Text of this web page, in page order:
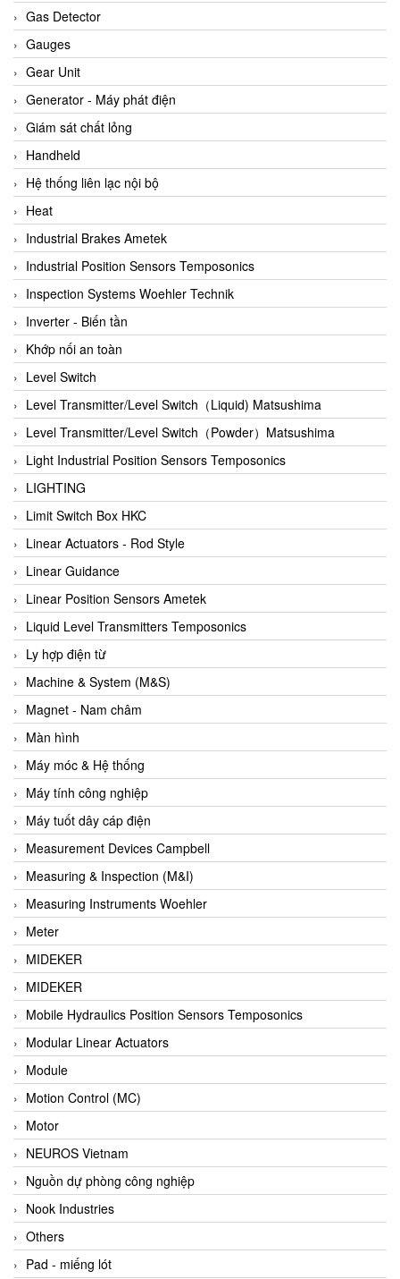
ARCA Regler
Arcos Hydraulik
Ardetem-Sfere-Vietnam
Argal
AS ENERGI
ASCO CO2
Asker
AT2E
ATC Pneumatic
ATEX System
ATI - IA
ATI (Analytical Technology Inc)
Atos
Atrax
Auma
Autec
Auto Flow
Automatic valve
Aventics
Avproglobal
Axiomtek
AZBIL
B&C Electronics
B&R
Babcok wilcox
Baelz Automatic Vietnam
Bahr Modultechnik Vietnam
Balluff
BamBo Vietnam
Barel Vietnam
Barksdale
Bartec
Basco
Baumer
Baumuller Vietnam
Baykee
BBC Bircher Smart Access
BCS ITALY
BEA SENSORS
Beacon Extender
Beckhoff
Bedook
Bei Sensor
Beijer
Beinlich-pumps
Beka
Gas Detector
Gauges
Gear Unit
Generator - Máy phát điện
Giám sát chất lỏng
Handheld
Hệ thống liên lạc nội bộ
Heat
Industrial Brakes Ametek
Industrial Position Sensors Temposonics
Inspection Systems Woehler Technik
Inverter - Biến tần
Khớp nối an toàn
Level Switch
Level Transmitter/Level Switch（Liquid) Matsushima
Level Transmitter/Level Switch（Powder）Matsushima
Light Industrial Position Sensors Temposonics
LIGHTING
Limit Switch Box HKC
Linear Actuators - Rod Style
Linear Guidance
Linear Position Sensors Ametek
Liquid Level Transmitters Temposonics
Ly hợp điện từ
Machine & System (M&S)
Magnet - Nam châm
Màn hình
Máy móc & Hệ thống
Máy tính công nghiệp
Máy tuốt dây cáp điện
Measurement Devices Campbell
Measuring & Inspection (M&I)
Measuring Instruments Woehler
Meter
MIDEKER
MIDEKER
Mobile Hydraulics Position Sensors Temposonics
Modular Linear Actuators
Module
Motion Control (MC)
Motor
NEUROS Vietnam
Nguồn dự phòng công nghiệp
Nook Industries
Others
Pad - miếng lót